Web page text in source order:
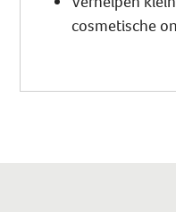
cosmetische